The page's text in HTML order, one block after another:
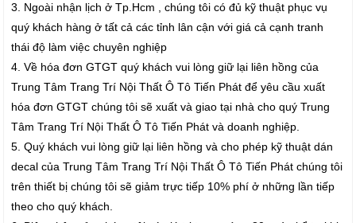
3. Ngoài nhận lịch ở Tp.Hcm , chúng tôi có đủ kỹ thuật phục vụ
quý khách hàng ở tất cả các tỉnh lân cận với giá cả cạnh tranh
thái độ làm việc chuyên nghiệp
4. Về hóa đơn GTGT quý khách vui lòng giữ lại liên hồng của
Trung Tâm Trang Trí Nội Thất Ô Tô Tiến Phát để yêu cầu xuất
hóa đơn GTGT chúng tôi sẽ xuất và giao tại nhà cho quý Trung
Tâm Trang Trí Nội Thất Ô Tô Tiến Phát và doanh nghiệp.
5. Quý khách vui lòng giữ lại liên hồng và cho phép kỹ thuật dán
decal của Trung Tâm Trang Trí Nội Thất Ô Tô Tiến Phát chúng tôi
trên thiết bị chúng tôi sẽ giảm trực tiếp 10% phí ở những lần tiếp
theo cho quý khách.